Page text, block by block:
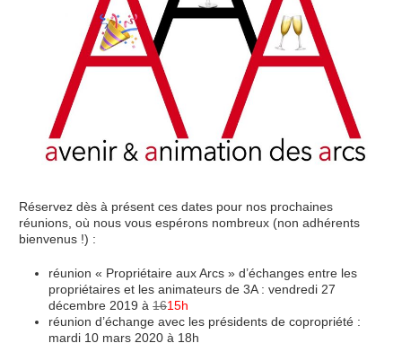
Réservez dès à présent ces dates pour nos prochaines
réunions, où nous vous espérons nombreux (non adhérents
bienvenus !) :
réunion « Propriétaire aux Arcs » d’échanges entre les
propriétaires et les animateurs de 3A : vendredi 27
décembre 2019 à1615h
réunion d’échange avec les présidents de copropriété :
mardi 10 mars 2020 à 18h